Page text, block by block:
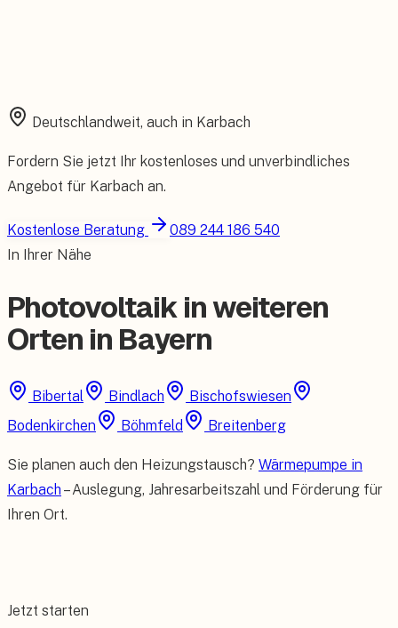
Deutschlandweit, auch in Karbach
Fordern Sie jetzt Ihr kostenloses und unverbindliches
Angebot für Karbach an.
Kostenlose Beratung
089 244 186 540
In Ihrer Nähe
Photovoltaik in weiteren
Orten in Bayern
Bibertal Bindlach
Bischofswiesen
Bodenkirchen
Böhmfeld Breitenberg
Sie planen auch den Heizungstausch? Wärmepumpe in
Karbach – Auslegung, Jahresarbeitszahl und Förderung für
Ihren Ort.
Jetzt starten